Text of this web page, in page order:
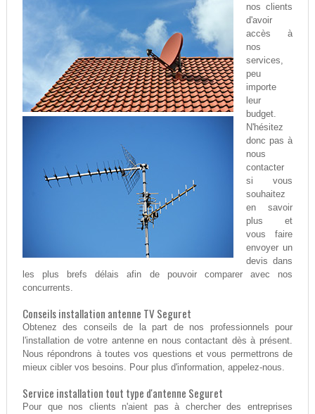
nos clients
d'avoir
accès à
nos
services,
peu
importe
leur
budget.
N'hésitez
donc pas à
nous
contacter
si vous
souhaitez
en savoir
plus et
vous faire
envoyer un
devis dans
les plus brefs délais afin de pouvoir comparer avec nos
concurrents.
Conseils installation antenne TV Seguret
Obtenez des conseils de la part de nos professionnels pour
l'installation de votre antenne en nous contactant dès à présent.
Nous répondrons à toutes vos questions et vous permettrons de
mieux cibler vos besoins. Pour plus d'information, appelez-nous.
Service installation tout type d'antenne Seguret
Pour que nos clients n'aient pas à chercher des entreprises